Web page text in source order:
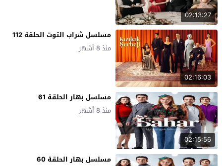
02:13:27
02:16:03
مسلسل شراب التوت الحلقة 112
منذ 8 أشهر
02:15:56
مسلسل بهار الحلقة 61
منذ 8 أشهر
مسلسل بهار الحلقة 60